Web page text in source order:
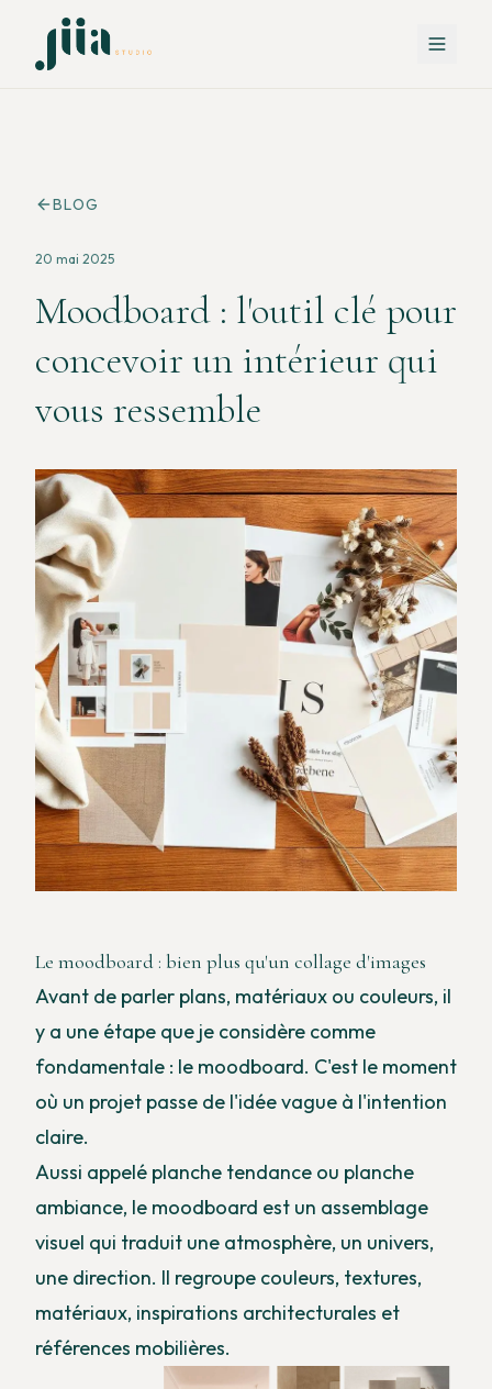
BLOG
20 mai 2025
Moodboard : l'outil clé pour
concevoir un intérieur qui
vous ressemble
Le moodboard : bien plus qu'un collage d'images
Avant de parler plans, matériaux ou couleurs, il
y a une étape que je considère comme
fondamentale : le moodboard. C'est le moment
où un projet passe de l'idée vague à l'intention
claire.
Aussi appelé planche tendance ou planche
ambiance, le moodboard est un assemblage
visuel qui traduit une atmosphère, un univers,
une direction. Il regroupe couleurs, textures,
matériaux, inspirations architecturales et
références mobilières.